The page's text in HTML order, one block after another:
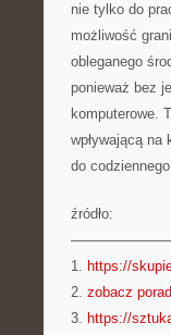
nie tylko do
możliwość
obleganego
ponieważ bez
komputerowe.
wpływającą
do
źródło:
1. https://
2. zobacz
3. https://